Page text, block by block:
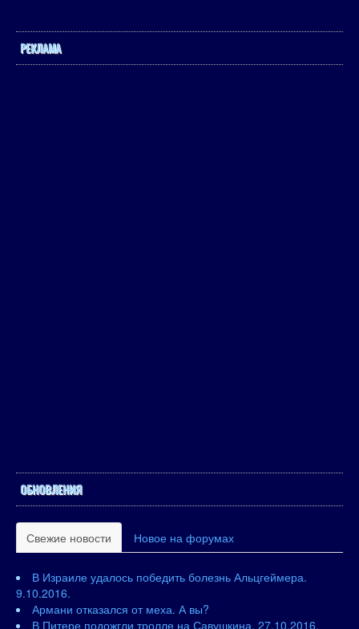
РЕКЛАМА
ОБНОВЛЕНИЯ
Свежие новости Новое на форумах
В Израиле удалось победить болезнь Альцгеймера.
9.10.2016.
Армани отказался от меха. А вы?
В Питере подожгли тролле на Савушкина. 27.10.2016.